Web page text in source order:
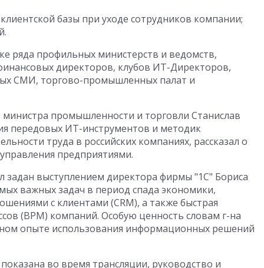
базы при уходе сотрудников компании;
ряда профильных министерств и ведомств,
директоров, клубов ИТ-Директоров,
СМИ, торгово-промышленных палат и
промышленности и торговли Станислав
передовых ИТ-инструментов и методик
труда в российских компаниях, рассказал о
предприятиями.
задан выступлением директора фирмы "1С" Бориса
важных задач в период спада экономики,
с клиентами (CRM), а также быстрая
(BPM) компаний. Особую ценность словам г-на
опыте использования информационных решений
во время трансляции, руководство и